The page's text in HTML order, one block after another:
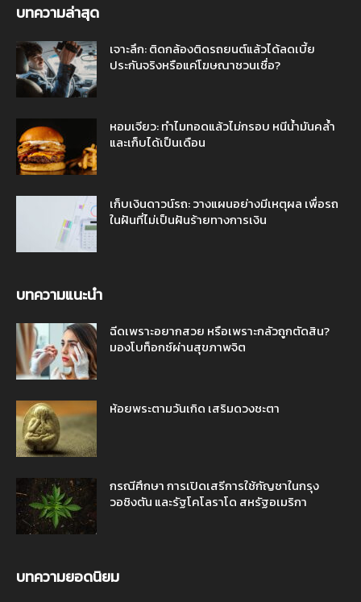
บทความล่าสุด
เจาะลึก: ติดกล้องติดรถยนต์แล้วได้ลดเบี้ย
ประกันจริงหรือแค่โฆษณาชวนเชื่อ?
หอมเจียว: ทำไมทอดแล้วไม่กรอบ หนีน้ำมันคล้ำ
และเก็บได้เป็นเดือน
เก็บเงินดาวน์รถ: วางแผนอย่างมีเหตุผล เพื่อรถ
ในฝันที่ไม่เป็นฝันร้ายทางการเงิน
บทความแนะนำ
ฉีดเพราะอยากสวย หรือเพราะกลัวถูกตัดสิน?
มองโบท็อกซ์ผ่านสุขภาพจิต
ห้อยพระตามวันเกิด เสริมดวงชะตา
กรณีศึกษา การเปิดเสรีการใช้กัญชาในกรุง
วอชิงตัน และรัฐโคโลราโด สหรัฐอเมริกา
บทความยอดนิยม